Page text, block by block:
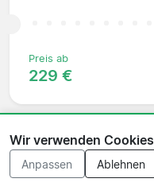
Preis ab
229 €
Osasuna
Wir verwenden Cookies
Anpassen
Ablehnen